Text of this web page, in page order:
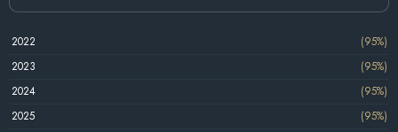
2022
(95%)
2023
(95%)
2024
(95%)
2025
(95%)